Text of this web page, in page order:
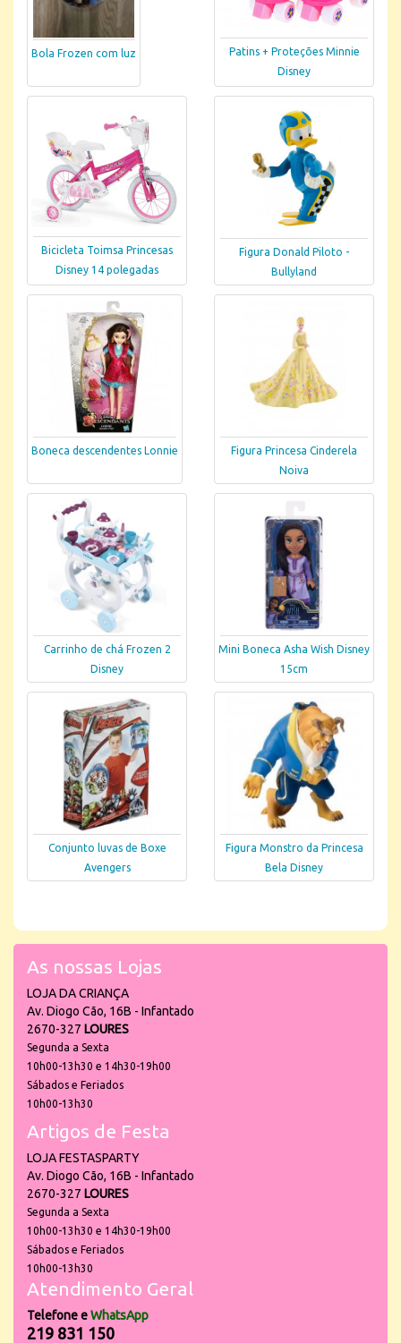
Bola Frozen com luz
Patins + Proteções Minnie
Disney
Bicicleta Toimsa Princesas
Disney 14 polegadas
Figura Donald Piloto -
Bullyland
Boneca descendentes Lonnie
Figura Princesa Cinderela
Noiva
Carrinho de chá Frozen 2
Disney
Mini Boneca Asha Wish Disney
15cm
Conjunto luvas de Boxe
Avengers
Figura Monstro da Princesa
Bela Disney
As nossas Lojas
LOJA DA CRIANÇA
Av. Diogo Cão, 16B - Infantado
2670-327 LOURES
Segunda a Sexta
10h00-13h30 e 14h30-19h00
Sábados e Feriados
10h00-13h30
Artigos de Festa
LOJA FESTASPARTY
Av. Diogo Cão, 16B - Infantado
2670-327 LOURES
Segunda a Sexta
10h00-13h30 e 14h30-19h00
Sábados e Feriados
10h00-13h30
Atendimento Geral
Telefone eWhatsApp
219 831 150